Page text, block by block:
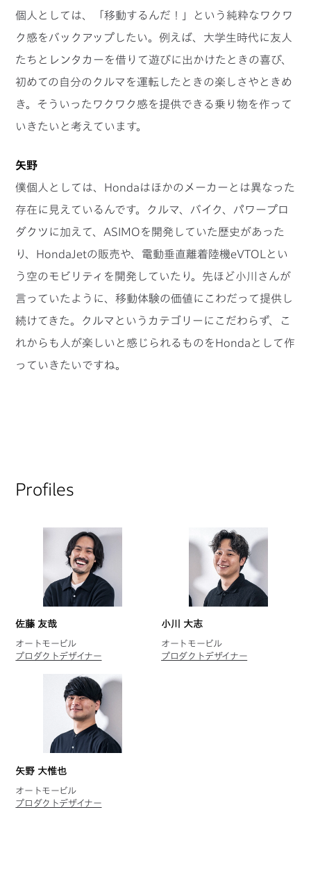
個人としては、「移動するんだ！」という純粋なワクワ
ク感をバックアップしたい。例えば、大学生時代に友人
たちとレンタカーを借りて遊びに出かけたときの喜び、
初めての自分のクルマを運転したときの楽しさやときめ
き。そういったワクワク感を提供できる乗り物を作って
いきたいと考えています。
矢野
僕個人としては、Hondaはほかのメーカーとは異なった
存在に見えているんです。クルマ、バイク、パワープロ
ダクツに加えて、ASIMOを開発していた歴史があった
り、HondaJetの販売や、電動垂直離着陸機eVTOLとい
う空のモビリティを開発していたり。先ほど小川さんが
言っていたように、移動体験の価値にこわだって提供し
続けてきた。クルマというカテゴリーにこだわらず、こ
れからも人が楽しいと感じられるものをHondaとして作
っていきたいですね。
Profiles
佐藤 友哉
オートモービル
プロダクトデザイナー
小川 大志
オートモービル
プロダクトデザイナー
矢野 大惟也
オートモービル
プロダクトデザイナー